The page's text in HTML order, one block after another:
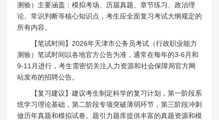
测验）主要涵盖：模拟考场、历届真题、章节练习、政治理
论、常识判断等核心知识点，考生应全面复习考试大纲规定的
所有内容。
【笔试时间】2026年天津市公务员考试（行政职业能力
测验）笔试时间以各地官方公告为准，通常在每年的3-6月和
9-11月进行，考生需密切关注人力资源和社会保障局官方网
站发布的招聘公告。
【复习建议】建议考生制定科学的复习计划，第一阶段系
统学习理论基础，第二阶段专项突破薄弱环节，第三阶段冲刺
做历年真题和模拟试卷。题引力题库提供丰富的真题资源和模